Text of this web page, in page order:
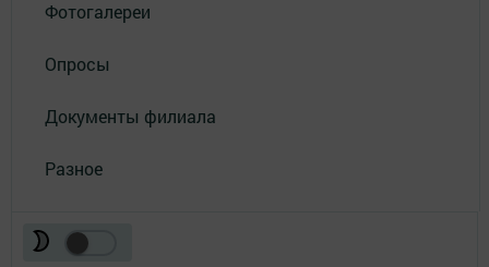
Фотогалереи
Опросы
Документы филиала
Разное